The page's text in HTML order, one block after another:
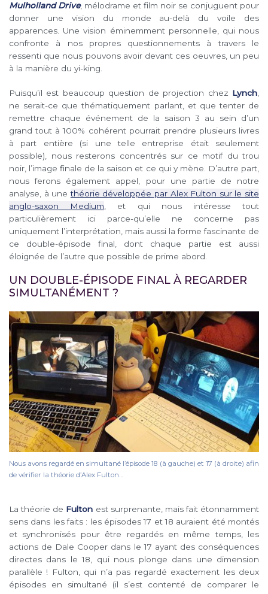
Mulholland Drive, mélodrame et film noir se conjuguent pour
donner une vision du monde au-delà du voile des
apparences. Une vision éminemment personnelle, qui nous
confronte à nos propres questionnements à travers le
ressenti que nous pouvons avoir devant ces oeuvres, un peu
à la manière du yi-king.
Puisqu’il est beaucoup question de projection chez Lynch
ne serait-ce que thématiquement parlant, et que tenter de
remettre chaque événement de la saison 3 au sein d’un
grand tout à 100% cohérent pourrait prendre plusieurs livres
à part entière (si une telle entreprise était seulement
possible), nous resterons concentrés sur ce motif du trou
noir, l’image finale de la saison et ce qui y mène. D’autre part,
nous ferons également appel, pour une partie de notre
analyse, à unethéorie développée par Alex Fulton sur le site
anglo-saxon Medium , et qui nous intéresse tout
particulièrement ici parce-qu’elle ne concerne pas
uniquement l’interprétation, mais aussi la forme fascinante de
ce double-épisode final, dont chaque partie est aussi
éloignée de l’autre que possible de prime abord.
UN DOUBLE-ÉPISODE FINAL À REGARDER
SIMULTANÉMENT ?
Nous avons regardé en simultané l’épisode 18 (à gauche) et 17 (à droite) afin
de vérifier la théorie d’Alex Fulton…
La théorie de Fulton est surprenante, mais fait étonnamment
sens dans les faits : les épisodes 17 et 18 auraient été montés
et synchronisés pour être regardés en même temps, les
actions de Dale Cooper dans le 17 ayant des conséquences
directes dans le 18, qui nous plonge dans une dimension
parallèle ! Fulton, qui n’a pas regardé exactement les deux
épisodes en simultané (il s’est contenté de comparer le